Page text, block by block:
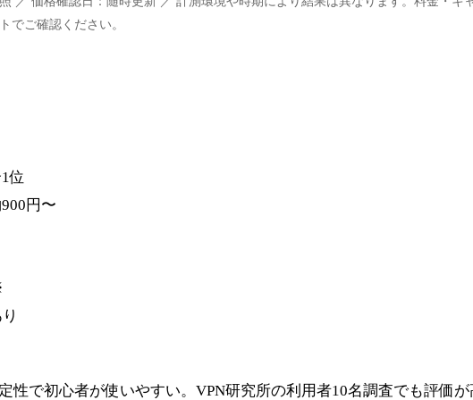
でご確認ください。
位
円〜
性で初心者が使いやすい。VPN研究所の利用者10名調査でも評価が